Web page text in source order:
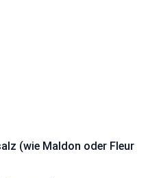
(wie Maldon oder Fleur